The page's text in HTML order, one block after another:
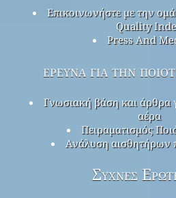
Επικοινωνήστε με την
Quality
Press And
έρευνα για την
Γνωσιακή βάση και άρθρα
αέρα
Πειραματισμός
Ανάλυση αισθητήρων
Συχνές